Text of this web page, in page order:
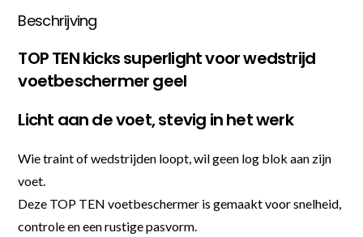
Beschrijving
TOP TEN kicks superlight voor wedstrijd
voetbeschermer geel
Licht aan de voet, stevig in het werk
Wie traint of wedstrijden loopt, wil geen log blok aan zijn
voet.
Deze TOP TEN voetbeschermer is gemaakt voor snelheid,
controle en een rustige pasvorm.